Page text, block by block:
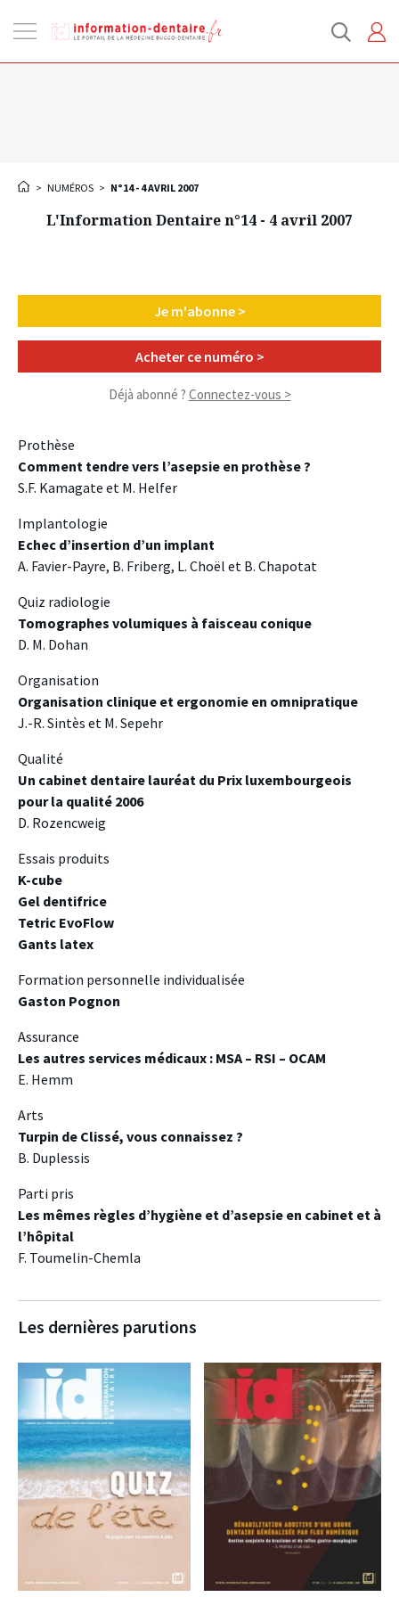
la
> NUMÉROS > N°14 - 4 AVRIL 2007
L'Information Dentaire n°14 - 4 avril 2007
Je m'abonne >
Acheter ce numéro >
Déjà abonné ? Connectez-vous >
Prothèse
Comment tendre vers l’asepsie en prothèse ?
S.F. Kamagate et M. Helfer
Implantologie
Echec d’insertion d’un implant
A. Favier-Payre, B. Friberg, L. Choël et B. Chapotat
Quiz radiologie
Tomographes volumiques à faisceau conique
D. M. Dohan
Organisation
Organisation clinique et ergonomie en omnipratique
J.-R. Sintès et M. Sepehr
Qualité
Un cabinet dentaire lauréat du Prix luxembourgeois
pour la qualité 2006
D. Rozencweig
Essais produits
K-cube
Gel dentifrice
Tetric EvoFlow
Gants latex
Formation personnelle individualisée
Gaston Pognon
Assurance
Les autres services médicaux : MSA – RSI – OCAM
E. Hemm
Arts
Turpin de Clissé, vous connaissez ?
B. Duplessis
Parti pris
Les mêmes règles d’hygiène et d’asepsie en cabinet et à
l’hôpital
F. Toumelin-Chemla
Les dernières parutions